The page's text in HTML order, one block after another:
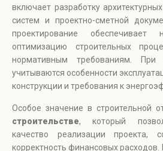
включает разработку
систем и проектно-сметной
проектирование обеспечивает
оптимизацию строительных
нормативным требованиям. При
учитываются особенности
конструкции и требования к
Особое значение в строительной
строительстве, который
качество реализации проекта,
корректность финансовых расходов.